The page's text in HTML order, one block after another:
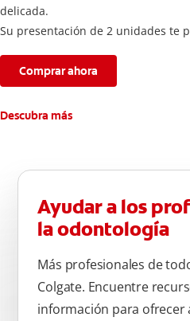
delicada.
Su presentación de 2 unidades te
Comprar ahora
Descubra más
Ayudar a los
la odontología
Más profesionales de
Colgate. Encuentre
información para ofrecer